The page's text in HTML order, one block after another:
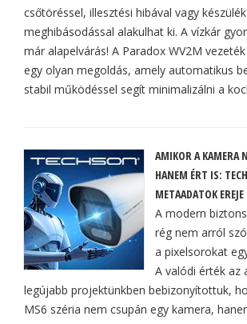
csőtöréssel, illesztési hibával vagy
meghibásodással alakulhat ki. A vízkár
már alapelvárás! A Paradox WV2M
egy olyan megoldás, amely automatikus
stabil működéssel segít minimalizálni a
AMIKOR A KAMERA
HANEM ÉRT IS:
METAADATOK EREJE
A modern
rég nem arról
a pixelsorokat
A valódi érték az
legújabb projektünkben bebizonyítottuk,
MS6 széria nem csupán egy kamera,